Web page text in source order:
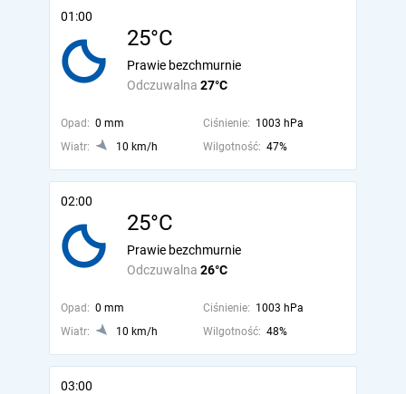
01:00
25°C
Odczuwalna 27°C
Prawie bezchmurnie
Opad: 0 mm Ciśnienie: 1003 hPa
Wiatr:
10 km/h Wilgotność: 47%
02:00
25°C
Odczuwalna 26°C
Prawie bezchmurnie
Opad: 0 mm Ciśnienie: 1003 hPa
Wiatr:
10 km/h Wilgotność: 48%
03:00